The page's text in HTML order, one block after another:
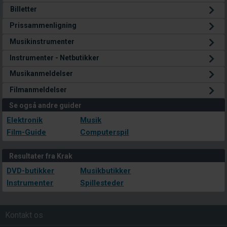
Billetter
Prissammenligning
Musikinstrumenter
Instrumenter - Netbutikker
Musikanmeldelser
Filmanmeldelser
Se også andre guider
Elektronik
Film-Guide
Musik
Computerspil
Resultater fra Krak
DVD-butikker
Instrumenter
Musikbutikker
Spillesteder
Kontakt os